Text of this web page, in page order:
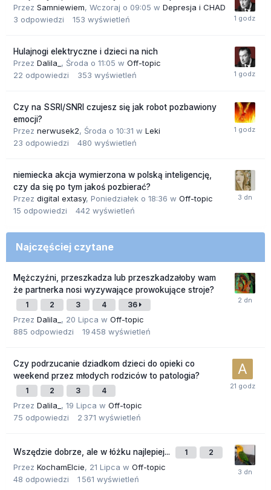
Przez Samniewiem, Wczoraj o 09:05 w Depresja i CHAD
3 odpowiedzi 153 wyświetleń
Hulajnogi elektryczne i dzieci na nich
Przez Dalila_ , Środa o 11:05 w Off-topic
22 odpowiedzi 353 wyświetleń
Czy na SSRI/SNRI czujesz się jak robot pozbawiony
emocji?
Przez nerwusek2, Środa o 10:31 w Leki
23 odpowiedzi 480 wyświetleń
niemiecka akcja wymierzona w polską inteligencję,
czy da się po tym jakoś pozbierać?
Przez digital extasy, Poniedziałek o 18:36 w Off-topic
15 odpowiedzi 442 wyświetleń
Najczęściej czytane
Mężczyźni, przeszkadza lub przeszkadzałoby wam
że partnerka nosi wyzywające prowokujące stroje?
1 2 3 4 36
Przez Dalila_ , 20 Lipca w Off-topic
885 odpowiedzi 19 458 wyświetleń
Czy podrzucanie dziadkom dzieci do opieki co
weekend przez młodych rodziców to patologia?
1 2 3 4
Przez Dalila_ , 19 Lipca w Off-topic
75 odpowiedzi 2 371 wyświetleń
Wszędzie dobrze, ale w łóżku najlepiej... 1 2
Przez KochamElcie, 21 Lipca w Off-topic
48 odpowiedzi 1 561 wyświetleń